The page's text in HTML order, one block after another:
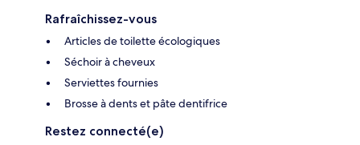
Rafraîchissez-vous
Articles de toilette écologiques
Séchoir à cheveux
Serviettes fournies
Brosse à dents et pâte dentifrice
Restez connecté(e)